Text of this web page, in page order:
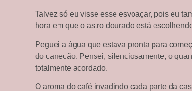
Talvez só eu visse esse esvoaçar, pois eu
hora em que o astro dourado está
Peguei a água que estava pronta para
do canecão. Pensei, silenciosamente, o
totalmente acordado.
O aroma do café invadindo cada parte da